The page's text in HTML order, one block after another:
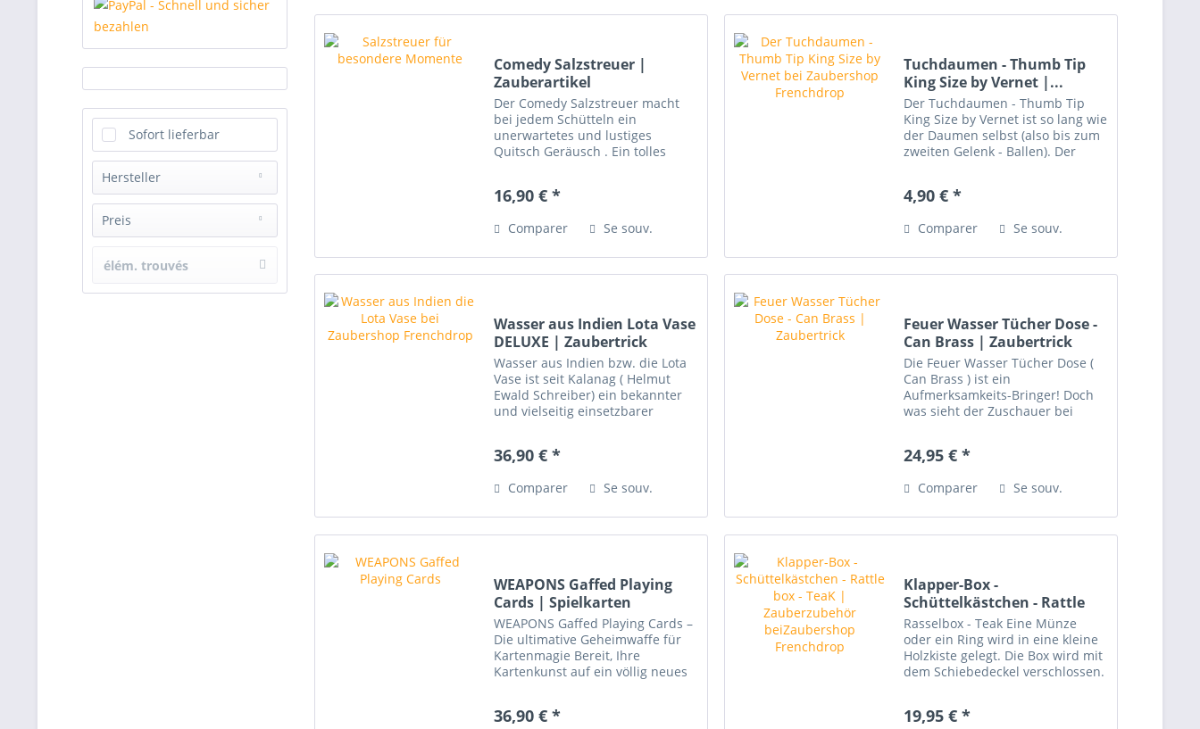
Sofort lieferbar
Hersteller
Alakazam UK
Bazar De Magia
Card-shark
Preis
élém. trouvés
Comedy Salzstreuer |
Zauberartikel
Der Comedy Salzstreuer macht
bei jedem Schütteln ein
unerwartetes und lustiges
Quitsch Geräusch . Ein tolles
einige Ideen. - Verwenden Sie
Münze,...
16,90 € *
Comparer Se souv.
Tuchdaumen - Thumb Tip
King Size by Vernet |...
Der Tuchdaumen - Thumb Tip
King Size by Vernet ist so lang wie
der Daumen selbst (also bis zum
zweiten Gelenk - Ballen). Der
wesentlich größeres Volumen als
4,90 € *
Comparer Se souv.
Wasser aus Indien Lota Vase
DELUXE | Zaubertrick
Wasser aus Indien bzw. die Lota
Vase ist seit Kalanag ( Helmut
Ewald Schreiber) ein bekannter
und vielseitig einsetzbarer
haben Sie einen Running Gag im
36,90 € *
Comparer Se souv.
Feuer Wasser Tücher Dose -
Can Brass | Zaubertrick
Die Feuer Wasser Tücher Dose (
Can Brass ) ist ein
Aufmerksamkeits-Bringer! Doch
was sieht der Zuschauer bei
zeigt eine Dose mit Deckel. Er
entzündet...
24,95 € *
Comparer Se souv.
WEAPONS Gaffed Playing
Cards | Spielkarten
WEAPONS Gaffed Playing Cards –
Die ultimative Geheimwaffe für
Kartenmagie Bereit, Ihre
Kartenkunst auf ein völlig neues
mehr als nur ein Hilfsmittel – es
36,90 € *
Klapper-Box -
Schüttelkästchen - Rattle
box -...
Rasselbox - Teak Eine Münze
oder ein Ring wird in eine kleine
Holzkiste gelegt. Die Box wird mit
dem Schiebedeckel verschlossen.
das die Existenz des Rings bzw.
19,95 € *